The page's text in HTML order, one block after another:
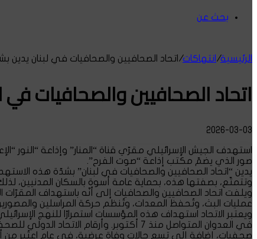
بحث عن
الرئيسية/ انتهاكات/ اتحاد الصحافيين والصحافيات في لبنان يدين
اتحاد الصحافيين والصحافيات في
2026-03-03
استهدف الجيش الإسرائيلي مقرّي قناة “المنار” وإذاعة “النور
صور الذي يضمّ مكتب إذاعة “صوت الفرح”.
يدين “اتحاد الصحافيين والصحافيات في لبنان” بشدّة هذه
وتتمتّع، بصفتها هذه، بحماية عامة أسوة بالسكان
ويلفت اتحاد الصحافيين والصحافيات إلى أنّه باستهداف
عمليات البث، وتُحفظ المعدات، وتُنظم حركة المراسلين
ويعتبر الاتحاد استهداف هذه المؤسسات استمرارًا للنهج